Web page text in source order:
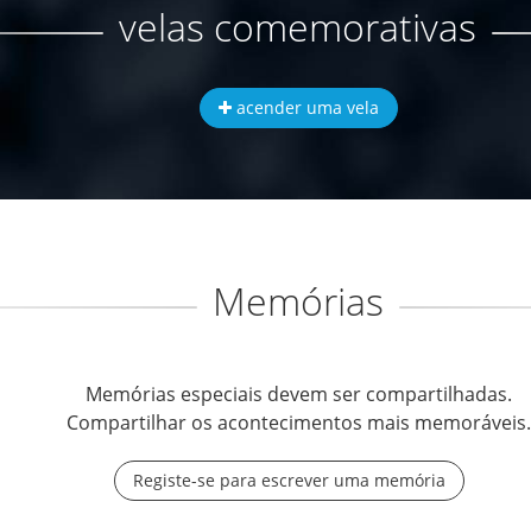
velas comemorativas
acender uma vela
Memórias
Memórias especiais devem ser compartilhadas.
Compartilhar os acontecimentos mais memoráveis.
Registe-se para escrever uma memória